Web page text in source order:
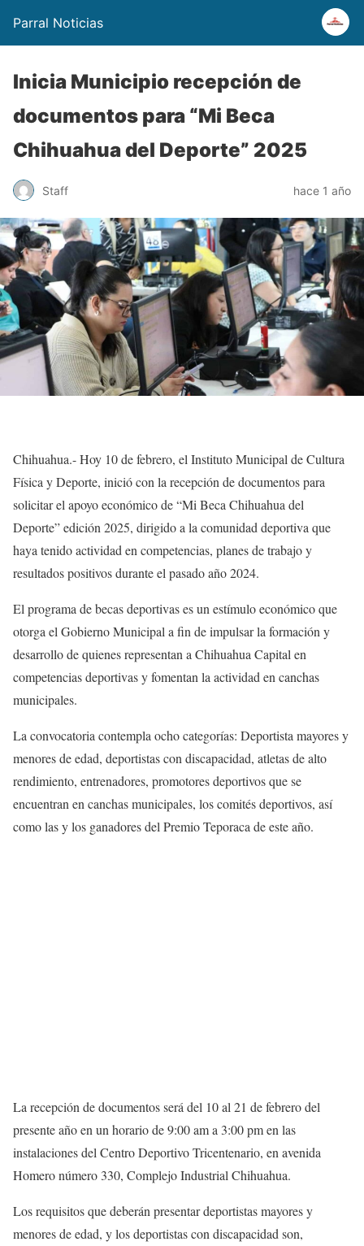
Parral Noticias
Inicia Municipio recepción de
documentos para “Mi Beca
Chihuahua del Deporte” 2025
Staff hace 1 año
Chihuahua.- Hoy 10 de febrero, el Instituto Municipal de Cultura
Física y Deporte, inició con la recepción de documentos para
solicitar el apoyo económico de “Mi Beca Chihuahua del
Deporte” edición 2025, dirigido a la comunidad deportiva que
haya tenido actividad en competencias, planes de trabajo y
resultados positivos durante el pasado año 2024.
El programa de becas deportivas es un estímulo económico que
otorga el Gobierno Municipal a fin de impulsar la formación y
desarrollo de quienes representan a Chihuahua Capital en
competencias deportivas y fomentan la actividad en canchas
municipales.
La convocatoria contempla ocho categorías: Deportista mayores y
menores de edad, deportistas con discapacidad, atletas de alto
rendimiento, entrenadores, promotores deportivos que se
encuentran en canchas municipales, los comités deportivos, así
como las y los ganadores del Premio Teporaca de este año.
La recepción de documentos será del 10 al 21 de febrero del
presente año en un horario de 9:00 am a 3:00 pm en las
instalaciones del Centro Deportivo Tricentenario, en avenida
Homero número 330, Complejo Industrial Chihuahua.
Los requisitos que deberán presentar deportistas mayores y
menores de edad, y los deportistas con discapacidad son,